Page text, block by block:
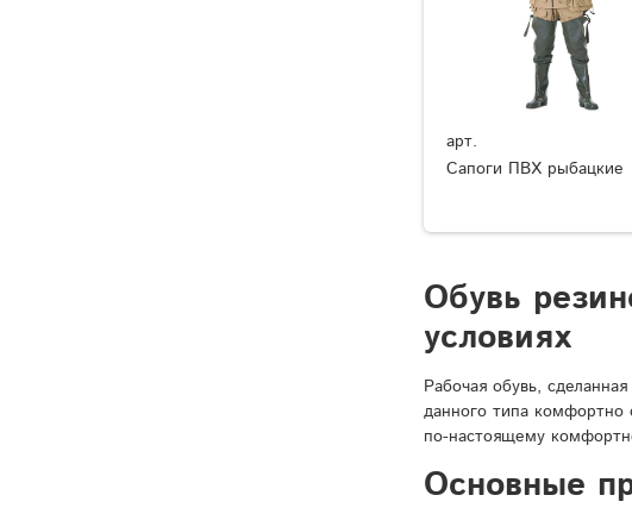
арт.
Сапоги ПВХ рыбацкие
Обувь
условиях
Рабочая обувь,
данного типа комфортно
по-настоящему
Основные